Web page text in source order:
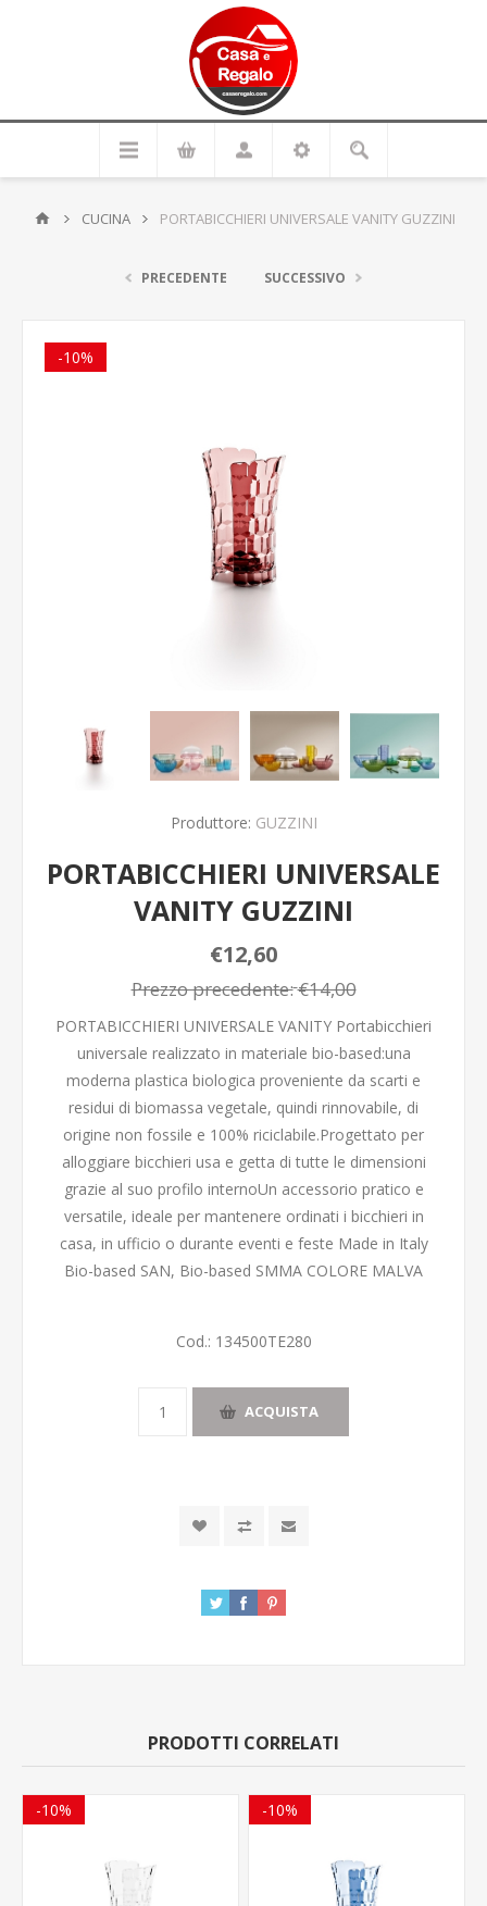
CUCINA PORTABICCHIERI UNIVERSALE VANITY GUZZINI
PRECEDENTE SUCCESSIVO
-10%
Produttore: GUZZINI
PORTABICCHIERI UNIVERSALE
VANITY GUZZINI
€12,60
Prezzo precedente:€14,00
PORTABICCHIERI UNIVERSALE VANITY Portabicchieri
universale realizzato in materiale bio-based:una
moderna plastica biologica proveniente da scarti e
residui di biomassa vegetale, quindi rinnovabile, di
origine non fossile e 100% riciclabile.Progettato per
alloggiare bicchieri usa e getta di tutte le dimensioni
grazie al suo profilo internoUn accessorio pratico e
versatile, ideale per mantenere ordinati i bicchieri in
casa, in ufficio o durante eventi e feste Made in Italy
Bio-based SAN, Bio-based SMMA COLORE MALVA
Cod.: 134500TE280
ACQUISTA
PRODOTTI CORRELATI
-10% -10%